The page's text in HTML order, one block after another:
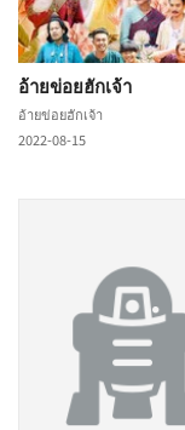
อ้ายข่อยฮักเจ้า
อ้ายข่อยฮักเจ้า
2022-08-15